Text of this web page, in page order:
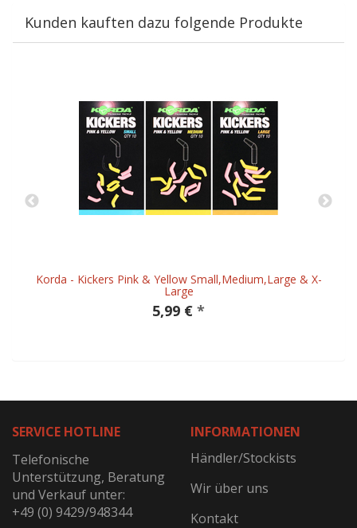
Kunden kauften dazu folgende Produkte
Korda - Kickers Pink & Yellow Small,Medium,Large & X-
Large
5,99 € *
SERVICE HOTLINE
Telefonische
Unterstützung, Beratung
und Verkauf unter:
+49 (0) 9429/948344
INFORMATIONEN
Händler/Stockists
Wir über uns
Kontakt